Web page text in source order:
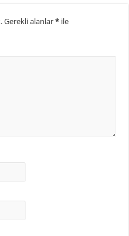
Gerekli alanlar* ile